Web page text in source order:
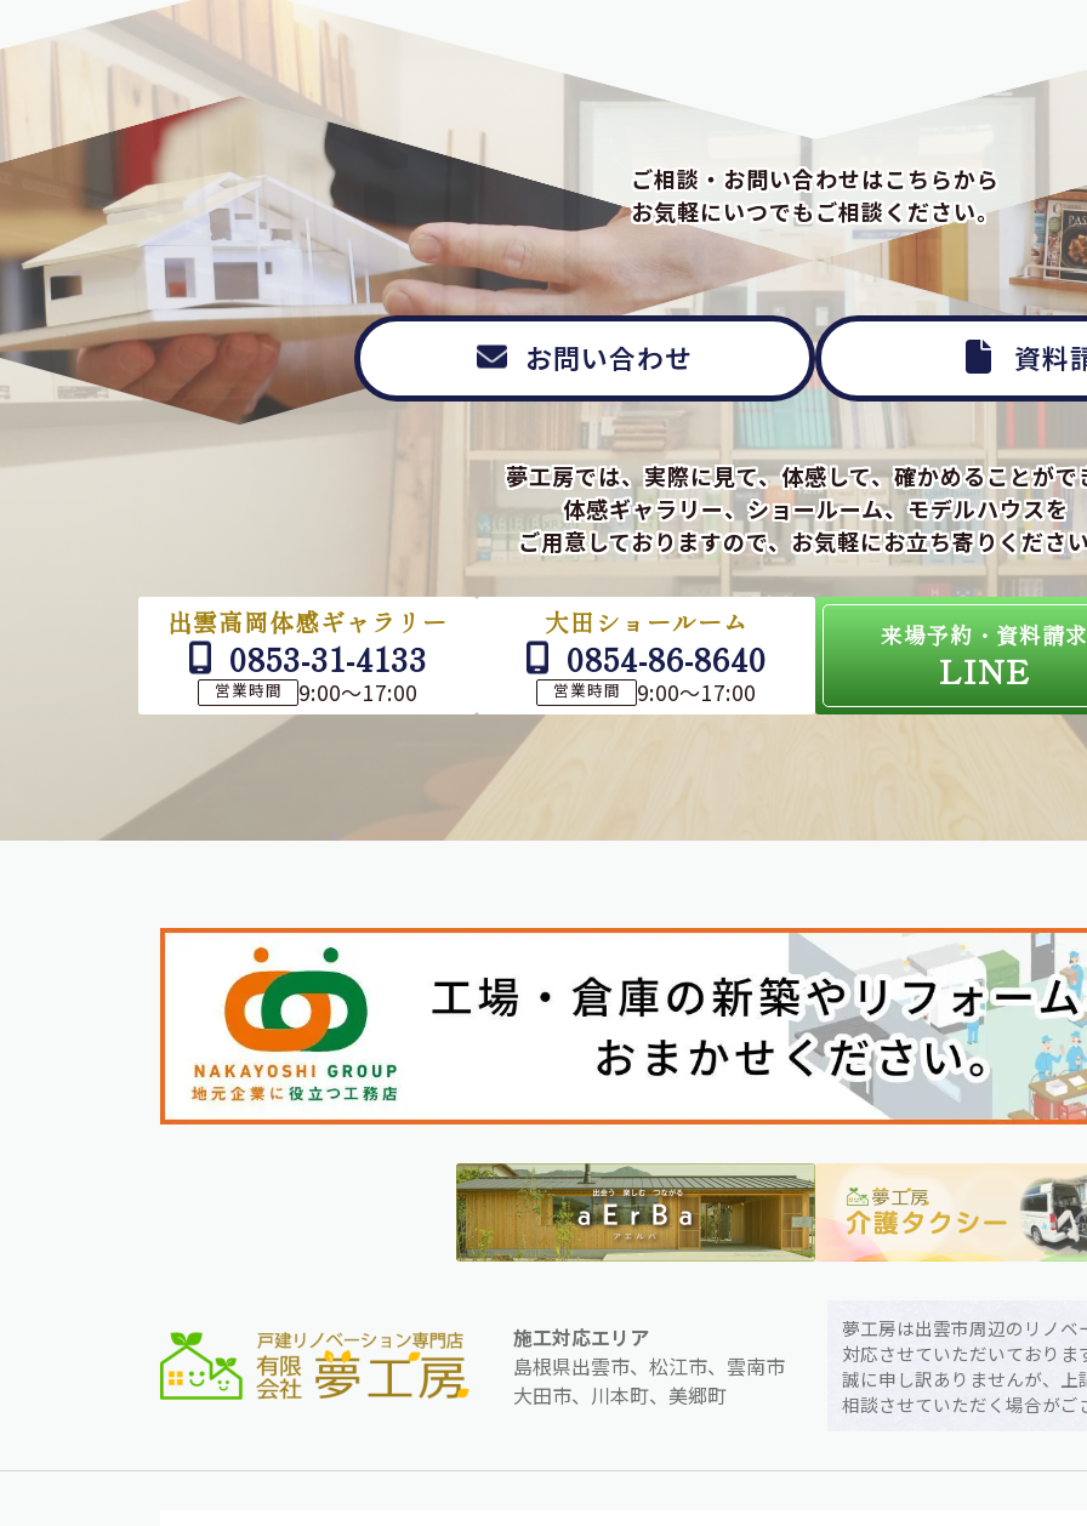
ご相談・お問い合わせはこちらから
お気軽にいつでもご相談ください。
お問い合わせ 資料
夢工房では、実際に見て、体感して、確かめることがで
体感ギャラリー、ショールーム、モデルハウスを
ご用意しておりますので、お気軽にお立ち寄りくださ
出雲高岡体感ギャラリー
0853-31-4133
営業時間 9:00～17:00
大田ショールーム
0854-86-8640
営業時間 9:00～17:00
来場予約・資料請求
LINE
施工対応エリア
島根県出雲市、松江市、雲南市
大田市、川本町、美郷町
夢工房は出雲市周辺のリノ
対応させていただいておりま
誠に申し訳ありませんが、
相談させていただく場合がご